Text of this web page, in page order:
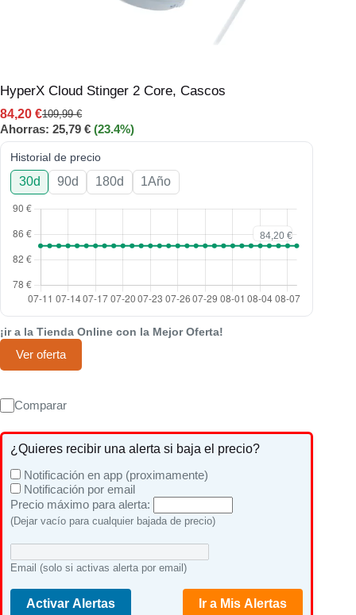
HyperX Cloud Stinger 2 Core, Cascos
109,99€
84,20 €
Ahorras: 25,79 € (23.4%)
Historial de precio
30d 90d 180d 1Año
¡ir a la Tienda Online con la Mejor Oferta!
Ver oferta
Comparar
¿Quieres recibir una alerta si baja el precio?
Notificación en app (proximamente)
Notificación por email
Precio máximo para alerta:
(Dejar vacío para cualquier bajada de precio)
Email (solo si activas alerta por email)
Activar Alertas Ir a Mis Alertas